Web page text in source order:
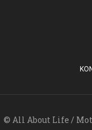
© All About Life /